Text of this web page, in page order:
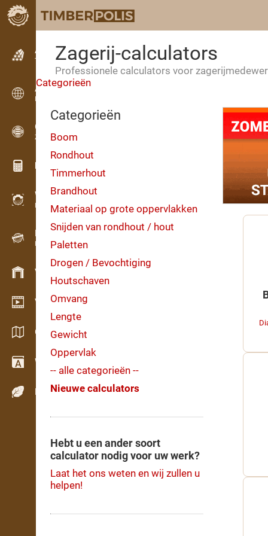
Advertenties
Tekstadvertenties
Advertenties
Internationale advertenties
OPTI-TIMB
Zaagschema’s
Hout calculators
WoodProfi
Houtvolume met AI
Datalogger
Houtinventarisatie in het veld
Voorraadbeheer
Video showroom
Catalogi / Brochures
Woordenboek
Houtsoorten
Zagerij-calculators
Professionele calculators voor
Categorieën
Categorieën
Boom
Rondhout
Timmerhout
Brandhout
Materiaal op grote oppervlakken
Snijden van rondhout / hout
Paletten
Drogen / Bevochtiging
Houtschaven
Omvang
Lengte
Gewicht
Oppervlak
-- alle categorieën --
Nieuwe calculators
Hebt u een ander soort
calculator nodig voor uw werk?
Laat het ons weten en wij zullen u
helpen!